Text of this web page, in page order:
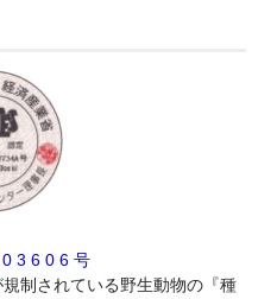
3 6 0 6 号
制されている野生動物の『種